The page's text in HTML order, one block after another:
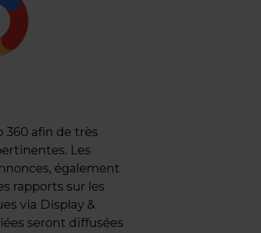
360 afin de très
Les
également
rapports sur les
via Display &
seront diffusées